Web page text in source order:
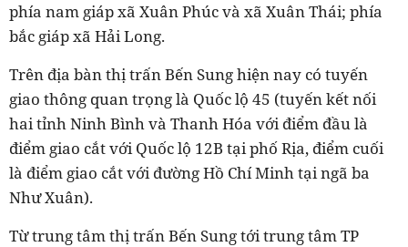
phía nam giáp xã Xuân Phúc và xã Xuân Thái; phía
bắc giáp xã Hải Long.
Trên địa bàn thị trấn Bến Sung hiện nay có tuyến
giao thông quan trọng là Quốc lộ 45 (tuyến kết nối
hai tỉnh Ninh Bình và Thanh Hóa với điểm đầu là
điểm giao cắt với Quốc lộ 12B tại phố Rịa, điểm cuối
là điểm giao cắt với đường Hồ Chí Minh tại ngã ba
Như Xuân).
Từ trung tâm thị trấn Bến Sung tới trung tâm TP